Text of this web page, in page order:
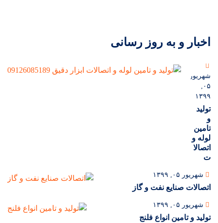
اخبار و به روز رسانی
شهریور
۰۵,
۱۳۹۹
تولید
تامین
لوله و
اتصالا
ت
شهریور ۰۵, ۱۳۹۹
اتصالات صنایع نفت و گاز
شهریور ۰۵, ۱۳۹۹
تولید و تامین انواع فلنج